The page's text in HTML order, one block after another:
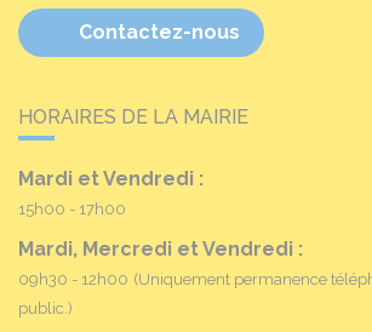
Contactez-nous
HORAIRES DE LA MAIRIE
Mardi et Vendredi :
15h00 - 17h00
Mardi, Mercredi et Vendredi :
09h30 - 12h00 (Uniquement permanence
public.)